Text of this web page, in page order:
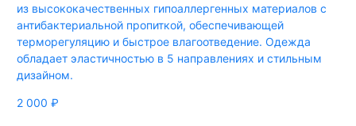
из высококачественных гипоаллергенных материалов с
антибактериальной пропиткой, обеспечивающей
терморегуляцию и быстрое влагоотведение. Одежда
обладает эластичностью в 5 направлениях и стильным
дизайном.
2 000 ₽